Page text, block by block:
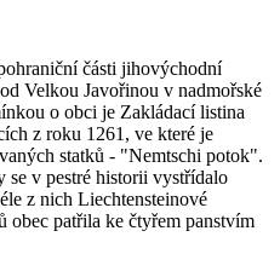
části jihovýchodní
Velkou Javořinou v nadmořské
o obci je Zakládací listina
z roku 1261, ve které je
statků - "Nemtschi potok".
se v pestré historii vystřídalo
z nich Liechtensteinové
obec patřila ke čtyřem panstvím